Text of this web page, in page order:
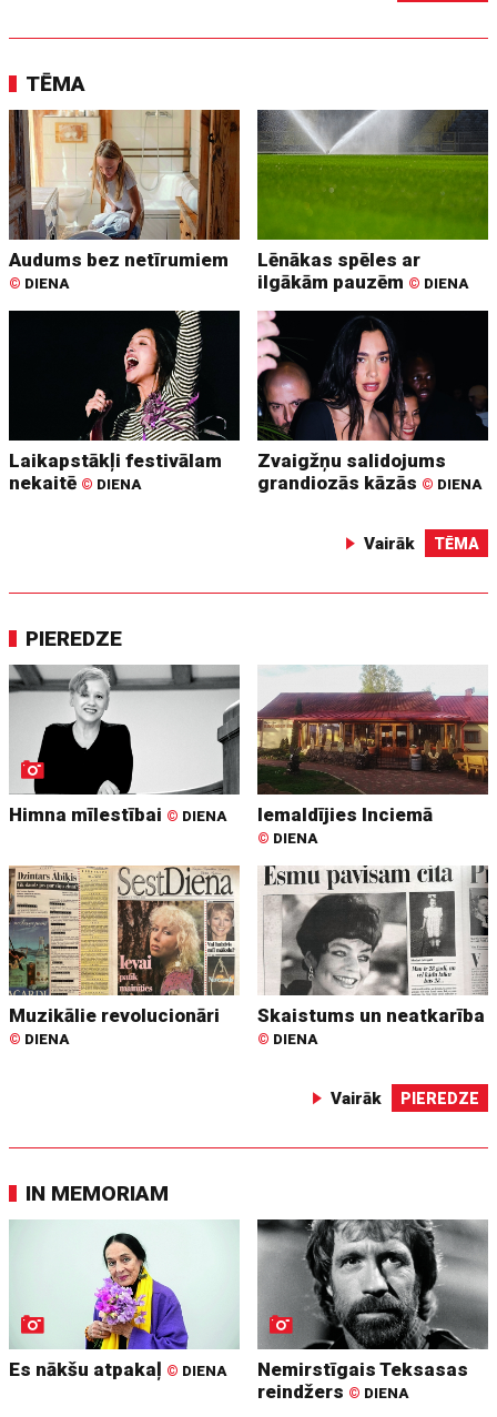
TĒMA
Audums bez netīrumiem
© DIENA
Lēnākas spēles ar
ilgākām pauzēm © DIENA
Laikapstākļi festivālam
nekaitē © DIENA
Zvaigžņu salidojums
grandiozās kāzās © DIENA
Vairāk TĒMA
PIEREDZE
Himna mīlestībai © DIENA Iemaldījies Inciemā
© DIENA
Muzikālie revolucionāri
© DIENA
Skaistums un neatkarība
© DIENA
Vairāk PIEREDZE
IN MEMORIAM
Es nākšu atpakaļ © DIENA
Nemirstīgais Teksasas
reindžers © DIENA